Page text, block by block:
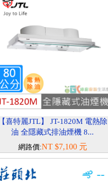
【喜特麗JTL】 JT-1820M 電熱除
油 全隱藏式排油煙機 8...
網路價:NT $7,100 元